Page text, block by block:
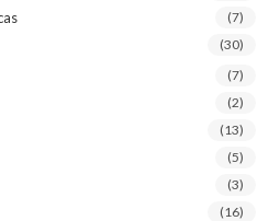
(7)
(30)
(7)
(2)
(13)
(5)
(3)
(16)